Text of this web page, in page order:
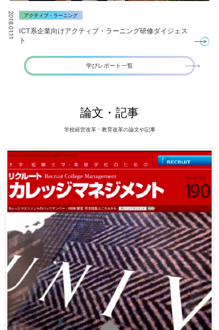
2018.01.11 アクティブ・ラーニング
ICT系企業向けアクティブ・ラーニング研修ダイジェス
ト
学びレポート一覧
論文・記事
学校経営改革・教育改革の論文や記事